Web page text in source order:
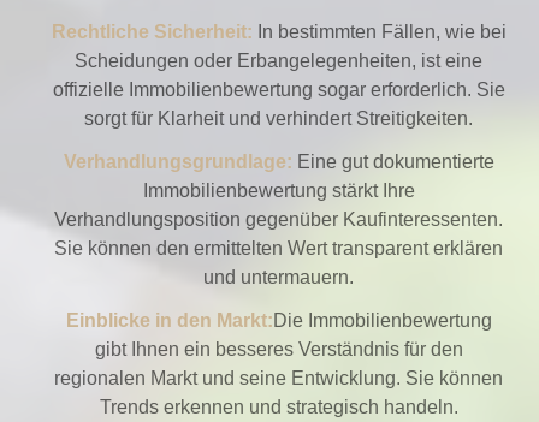
Rechtliche Sicherheit: In bestimmten Fällen, wie bei
Scheidungen oder Erbangelegenheiten, ist eine
offizielle Immobilienbewertung sogar erforderlich. Sie
sorgt für Klarheit und verhindert Streitigkeiten.
Verhandlungsgrundlage: Eine gut dokumentierte
Immobilienbewertung stärkt Ihre
Verhandlungsposition gegenüber Kaufinteressenten.
Sie können den ermittelten Wert transparent erklären
und untermauern.
Einblicke in den Markt:Die Immobilienbewertung
gibt Ihnen ein besseres Verständnis für den
regionalen Markt und seine Entwicklung. Sie können
Trends erkennen und strategisch handeln.